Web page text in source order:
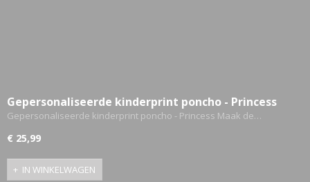
Gepersonaliseerde kinderprint poncho - Princess
Gepersonaliseerde kinderprint poncho - Princess Maak de…
€ 25,99
IN WINKELWAGEN